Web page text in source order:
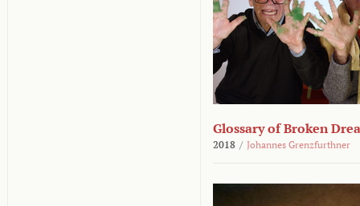
Glossary of Broken
2018 / Johannes Grenzfurthner